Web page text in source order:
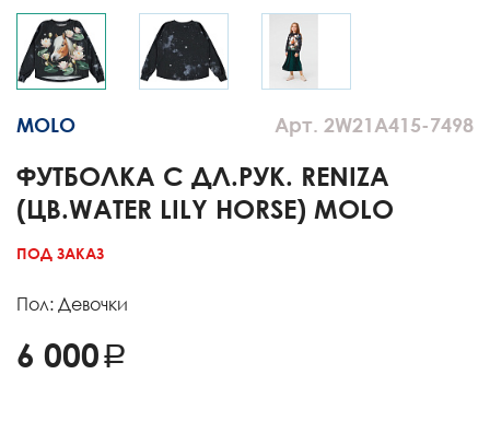
Арт. 2W21A415-7498
MOLO
ФУТБОЛКА С ДЛ.РУК. RENIZA
(ЦВ.WATER LILY HORSE) MOLO
ПОД ЗАКАЗ
Пол: Девочки
6 000